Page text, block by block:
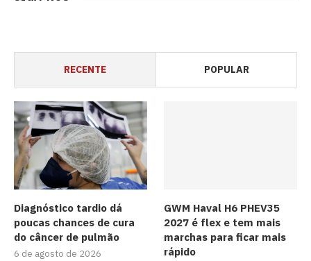
RECENTE POPULAR
Diagnóstico tardio dá
poucas chances de cura
do câncer de pulmão
6 de agosto de 2026
GWM Haval H6 PHEV35
2027 é flex e tem mais
marchas para ficar mais
rápido